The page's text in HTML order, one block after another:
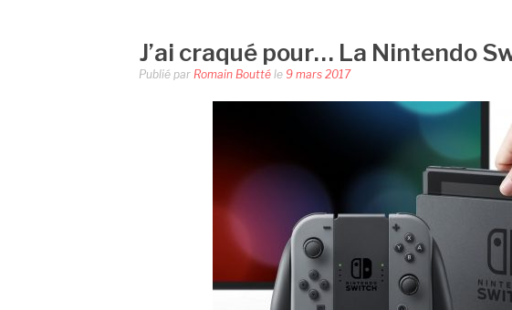
J’ai craqué pour… La Nintendo
Publié par Romain Boutté le 9 mars 2017